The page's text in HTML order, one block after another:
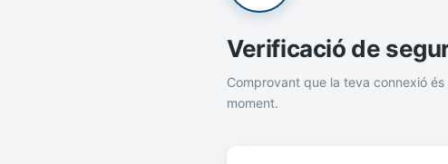
Verificació de
Comprovant que la teva connexió és
moment.